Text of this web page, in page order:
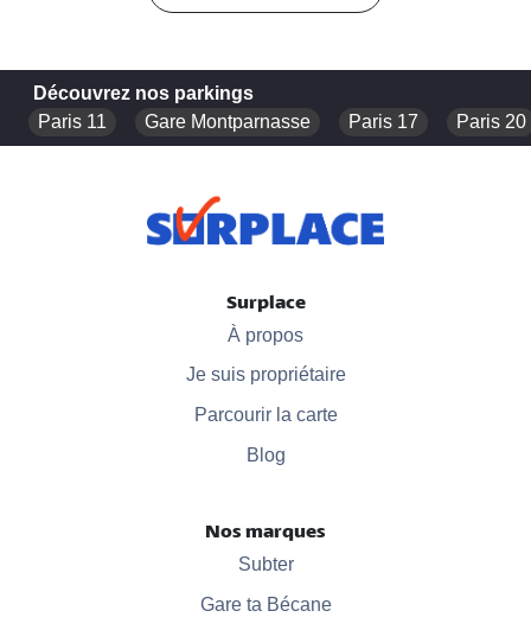
Découvrez nos parkings
Paris 11
Gare Montparnasse Paris 17 Paris 20
Surplace
À propos
Je suis propriétaire
Parcourir la carte
Blog
Nos marques
Subter
Gare ta Bécane